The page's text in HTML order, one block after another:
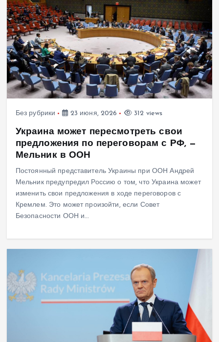
Без рубрики 23 июня, 2026 312 views
Украина может пересмотреть свои
предложения по переговорам с РФ, —
Мельник в ООН
Постоянный представитель Украины при ООН Андрей
Мельник предупредил Россию о том, что Украина может
изменить свои предложения в ходе переговоров с
Кремлем. Это может произойти, если Совет
Безопасности ООН и…